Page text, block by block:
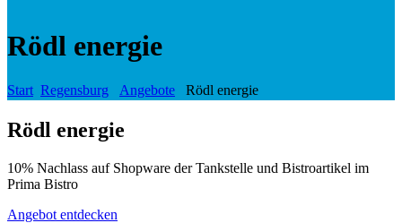
Rödl energie
Start Regensburg Angebote Rödl energie
Rödl energie
10% Nachlass auf Shopware der Tankstelle und Bistroartikel im
Prima Bistro
Angebot entdecken